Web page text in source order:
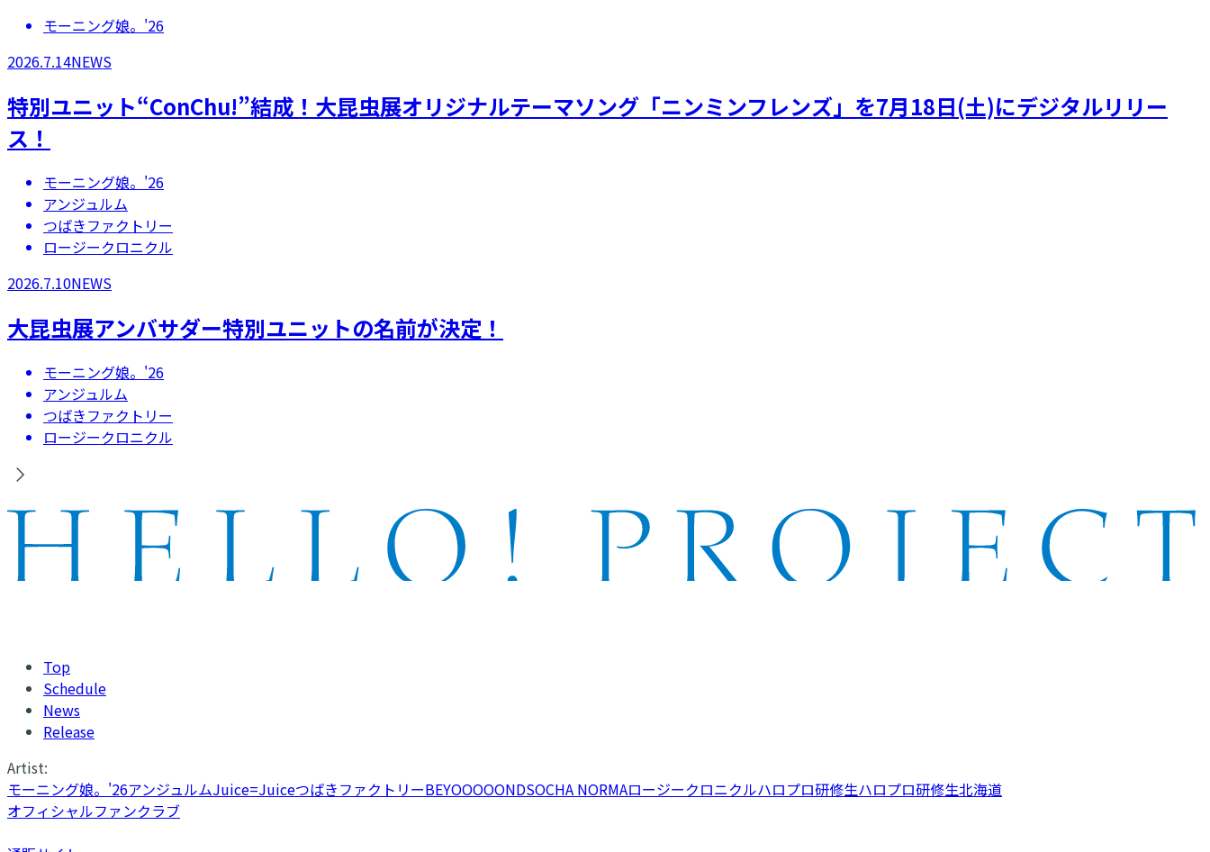
モーニング娘。'26
2026.7.14NEWS
特別ユニット“ConChu!”結成！大昆虫展オリジナルテーマソング「ニンミンフレンズ」を7月18日(土)にデジタルリリー
ス！
モーニング娘。'26
アンジュルム
つばきファクトリー
ロージークロニクル
2026.7.10NEWS
大昆虫展アンバサダー特別ユニットの名前が決定！
モーニング娘。'26
アンジュルム
つばきファクトリー
ロージークロニクル
Top
Schedule
News
Release
Artist:
モーニング娘。'26アンジュルムJuice=JuiceつばきファクトリーBEYOOOOONDSOCHA NORMAロージークロニクルハロプロ研修生ハロプロ研修生北海道
オフィシャルファンクラブ